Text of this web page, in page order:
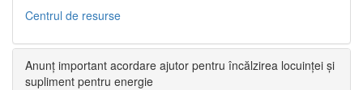
Centrul de resurse
Anunț important acordare ajutor pentru încălzirea locuinței și
supliment pentru energie